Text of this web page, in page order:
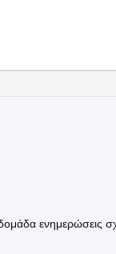
ενημερώσεις